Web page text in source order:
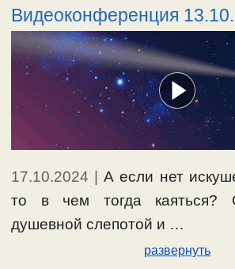
Видеоконференция
17.10.2024 |А если нет
то в чем тогда каяться?
душевной слепотой и …
развернуть